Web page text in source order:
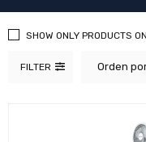
FILTER Orden
SHOW ONLY PRODUCTS